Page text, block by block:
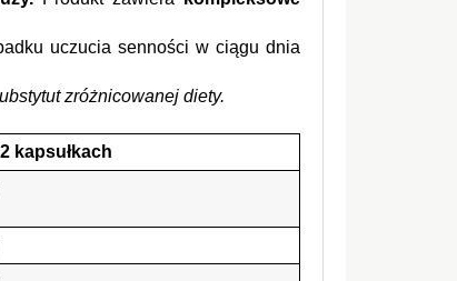
uczucia senności w ciągu dnia
zróżnicowanej diety.
2 kapsułkach